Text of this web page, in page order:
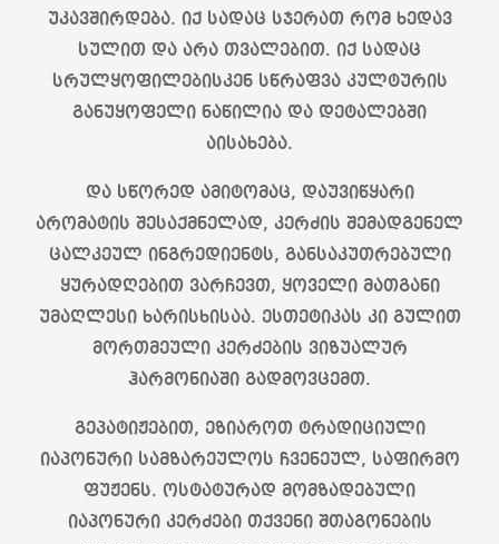
უკავშირდება. იქ სადაც სჯერათ რომ ხედავ
სულით და არა თვალებით. იქ სადაც
სრულყოფილებისკენ სწრაფვა კულტურის
განუყოფელი ნაწილია და დეტალებში
აისახება.
და სწორედ ამიტომაც, დაუვიწყარი
არომატის შესაქმნელად, კერძის შემადგენელ
ცალკეულ ინგრედიენტს, განსაკუთრებული
ყურადღებით ვარჩევთ, ყოველი მათგანი
უმაღლესი ხარისხისაა. ესთეტიკას კი გულით
მორთმეული კერძების ვიზუალურ
ჰარმონიაში გადმოვცემთ.
გეპატიჟებით, ეზიაროთ ტრადიციული
იაპონური სამზარეულოს ჩვენეულ, საფირმო
ფუჟენს. ოსტატურად მომზადებული
იაპონური კერძები თქვენი შთაგონების